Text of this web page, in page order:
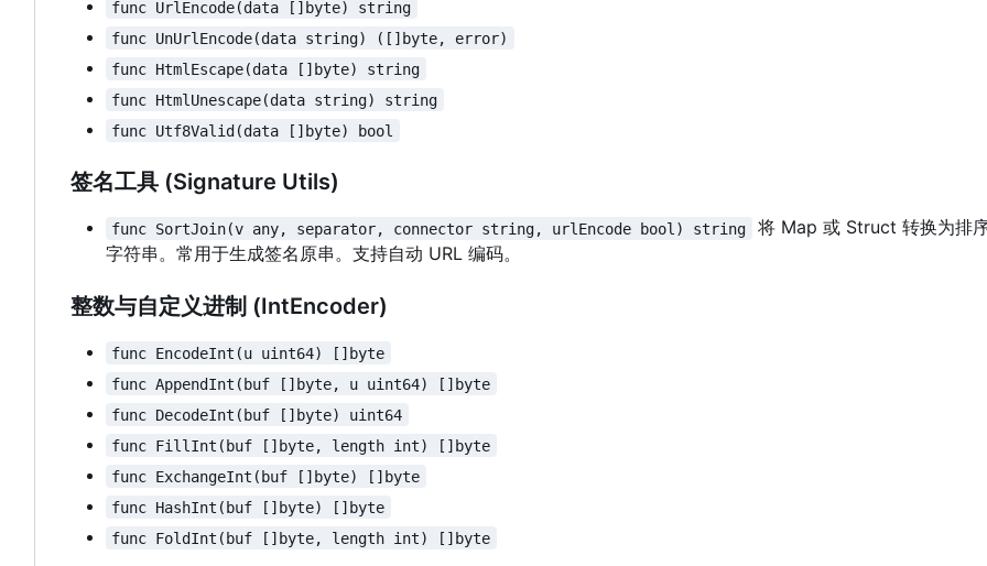
func UrlEncode(data []byte) string
func UnUrlEncode(data string) ([]byte, error)
func HtmlEscape(data []byte) string
func HtmlUnescape(data string) string
func Utf8Valid(data []byte) bool
签名工具 (Signature Utils)
func SortJoin(v any, separator, connector string, urlEncode bool) string
将 Map 或 Struct 转换为排
字符串。常用于生成签名原串。支持自动 URL 编码。
整数与自定义进制 (IntEncoder)
func EncodeInt(u uint64) []byte
func AppendInt(buf []byte, u uint64) []byte
func DecodeInt(buf []byte) uint64
func FillInt(buf []byte, length int) []byte
func ExchangeInt(buf []byte) []byte
func HashInt(buf []byte) []byte
func FoldInt(buf []byte, length int) []byte